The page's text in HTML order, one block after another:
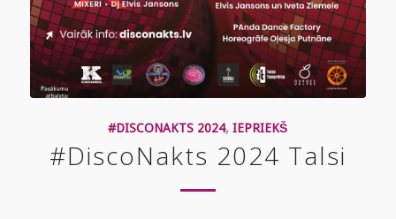
#DISCONAKTS 2024,IEPRIEKŠ
#DiscoNakts 2024 Talsi